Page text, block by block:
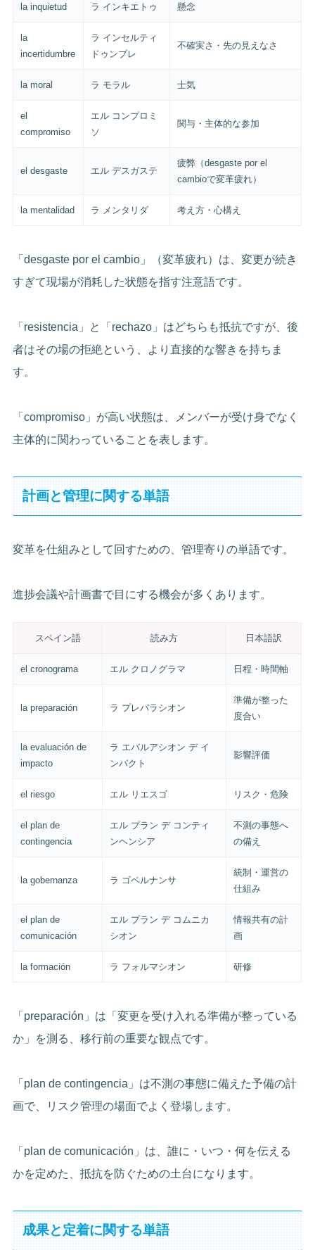
la inquietud ラ インキエトゥ 懸念
la
incertidumbre
ラ インセルティ
ドゥンブレ
不確実さ・先の見えなさ
la moral ラ モラル 士気
el
compromiso
エル コンプロミ
ソ
関与・主体的な参加
el desgaste エル デスガステ
疲弊（desgaste por el
cambioで変革疲れ）
la mentalidad ラ メンタリダ 考え方・心構え
「desgaste por el cambio」（変革疲れ）は、変更が続き
すぎて現場が消耗した状態を指す注意語です。
「resistencia」と「rechazo」はどちらも抵抗ですが、後
者はその場の拒絶という、より直接的な響きを持ちま
す。
「compromiso」が高い状態は、メンバーが受け身でなく
主体的に関わっていることを表します。
計画と管理に関する単語
変革を仕組みとして回すための、管理寄りの単語です。
進捗会議や計画書で目にする機会が多くあります。
スペイン語 読み方 日本語訳
el cronograma エル クロノグラマ 日程・時間軸
la preparación ラ プレパラシオン
準備が整った
度合い
la evaluación de
impacto
ラ エバルアシオン デ イ
ンパクト
影響評価
el riesgo エル リエスゴ リスク・危険
el plan de
contingencia
エル プラン デ コンティ
ンヘンシア
不測の事態へ
の備え
la gobernanza ラ ゴベルナンサ
統制・運営の
仕組み
el plan de
comunicación
エル プラン デ コムニカ
シオン
情報共有の計
画
la formación ラ フォルマシオン 研修
「preparación」は「変更を受け入れる準備が整っている
か」を測る、移行前の重要な観点です。
「plan de contingencia」は不測の事態に備えた予備の計
画で、リスク管理の場面でよく登場します。
「plan de comunicación」は、誰に・いつ・何を伝える
かを定めた、抵抗を防ぐための土台になります。
成果と定着に関する単語